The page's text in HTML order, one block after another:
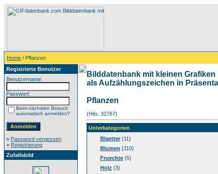
Home / Pflanzen
Registrierte Benutzer
Benutzername:
Passwort:
Beim nächsten Besuch
automatisch anmelden?
» Password vergessen
» Registrierung
Zufallsbild
Bilddatenbank mit kleinen
als Aufzählungszeichen in
Pflanzen
(Hits: 32767)
Unterkategorien
Blaetter(11)
Blumen (110)
Fruechte (5)
Holz (3)